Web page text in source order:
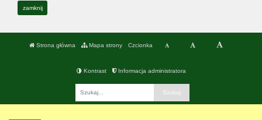
zamknij
Strona główna Mapa strony Czcionka
Kontrast Informacja administratora